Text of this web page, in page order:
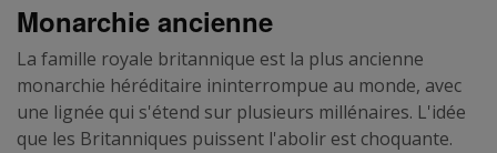
Monarchie ancienne
La famille royale britannique est la plus ancienne
monarchie héréditaire ininterrompue au monde, avec
une lignée qui s'étend sur plusieurs millénaires. L'idée
que les Britanniques puissent l'abolir est choquante.